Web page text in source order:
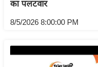
ट्रें
ग
का पलटवार
8/5/2026 8:00:00 PM